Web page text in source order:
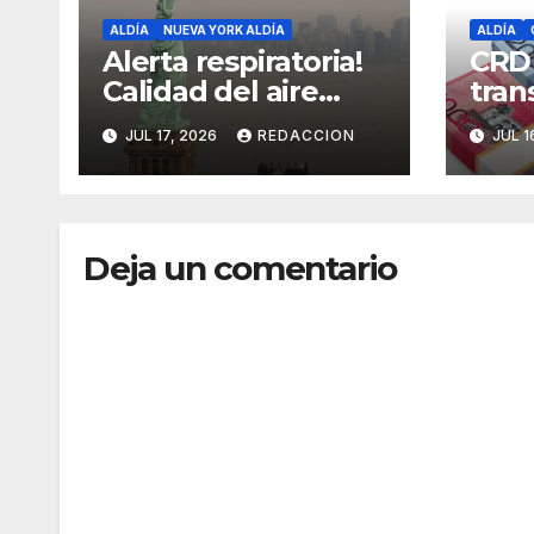
ALDÍA NUEVA YORK ALDÍA
Alerta respiratoria!
Calidad del aire
alcanza niveles
peligrosos en NYC
JUL 17, 2026 REDACCION
ALDÍA
JUL
Deja un comentario